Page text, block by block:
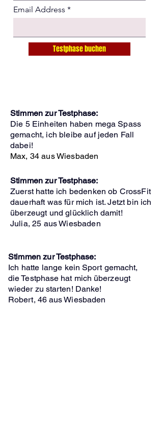
Email Address
Testphase buchen
Stimmen zur Testphase:
Die 5 Einheiten haben mega Spass
gemacht, ich bleibe auf jeden Fall
dabei!
Max, 34 aus Wiesbaden
Stimmen zur Testphase:
Zuerst hatte ich bedenken ob CrossFit
dauerhaft wasfür mich ist. Jetzt bin ich
überzeugt undglücklich damit!
Julia, 25 aus Wiesbaden
Stimmen zur Testphase:
Ich hatte lange kein Sport gemacht,
die Testphase hat mich überzeugt
wieder zu starten! Danke!
Robert, 46 aus Wiesbaden